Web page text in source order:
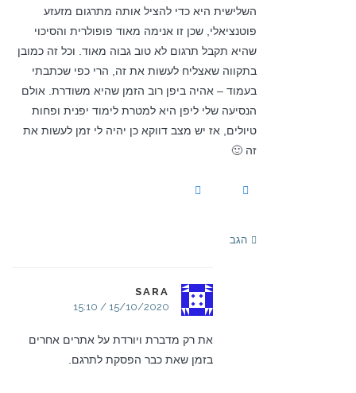
השלישית היא כדי להציל אותה מתרגום מזעזע
פוטנציאלי, שכן זו אנימה מאוד פופולרית והסיכוי
שהיא תקבל תרגום לא טוב גבוה מאוד. וכל זה כמובן
בתקווה שאצליח לעשות את זה, הרי כפי שכתבתי
בעמוד – אהיה ביפן רוב הזמן שהיא משודרת. אולם
הנסיעה שלי ליפן היא למטרת לימוד יפנית ופחות
טיולים, אז יש מצב דווקא כן יהיה לי זמן לעשות את
זה 🙂
הגב
SARA
15/10/2020 / 15:10
את רק מדברת ויורדת על אתרים אחרים
בזמן שאת כבר הפסקת לתרגם.